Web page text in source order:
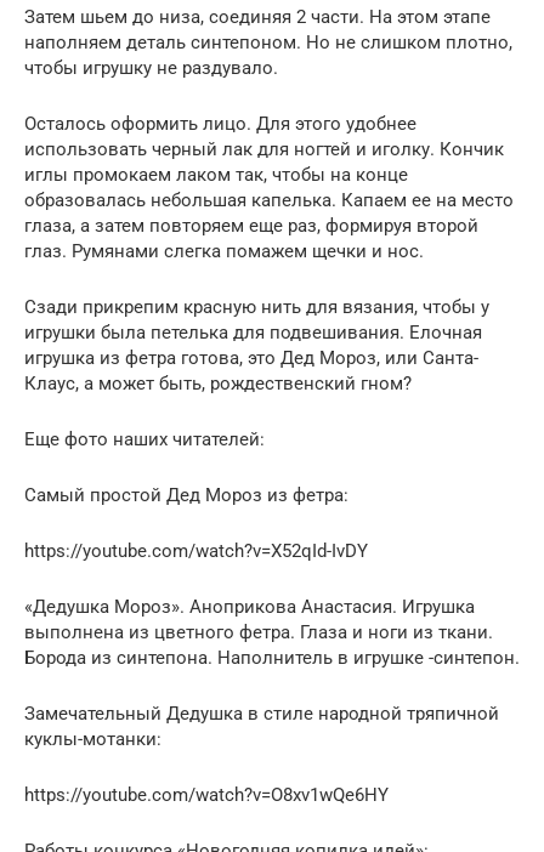
Затем шьем до низа, соединяя 2 части. На этом этапе
наполняем деталь синтепоном. Но не слишком плотно,
чтобы игрушку не раздувало.
Осталось оформить лицо. Для этого удобнее
использовать черный лак для ногтей и иголку. Кончик
иглы промокаем лаком так, чтобы на конце
образовалась небольшая капелька. Капаем ее на место
глаза, а затем повторяем еще раз, формируя второй
глаз. Румянами слегка помажем щечки и нос.
Сзади прикрепим красную нить для вязания, чтобы у
игрушки была петелька для подвешивания. Елочная
игрушка из фетра готова, это Дед Мороз, или Санта-
Клаус, а может быть, рождественский гном?
Еще фото наших читателей:
Самый простой Дед Мороз из фетра:
https://youtube.com/watch?v=X52qId-IvDY
«Дедушка Мороз». Аноприкова Анастасия. Игрушка
выполнена из цветного фетра. Глаза и ноги из ткани.
Борода из синтепона. Наполнитель в игрушке -синтепон.
Замечательный Дедушка в стиле народной тряпичной
куклы-мотанки:
https://youtube.com/watch?v=O8xv1wQe6HY